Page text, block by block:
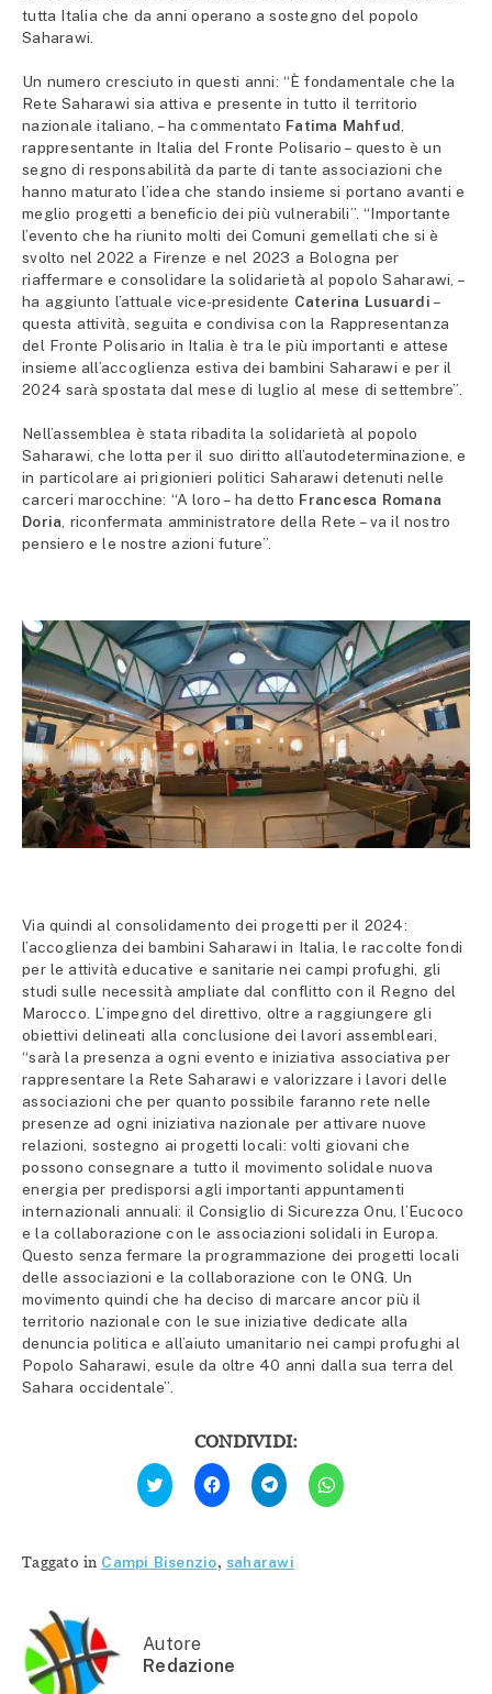
tutta Italia che da anni operano a sostegno del popolo
Saharawi.
Un numero cresciuto in questi anni: “È fondamentale che la
Rete Saharawi sia attiva e presente in tutto il territorio
nazionale italiano, – ha commentato Fatima Mahfud,
rappresentante in Italia del Fronte Polisario – questo è un
segno di responsabilità da parte di tante associazioni che
hanno maturato l’idea che stando insieme si portano avanti e
meglio progetti a beneficio dei più vulnerabili”. “Importante
l’evento che ha riunito molti dei Comuni gemellati che si è
svolto nel 2022 a Firenze e nel 2023 a Bologna per
riaffermare e consolidare la solidarietà al popolo Saharawi, –
ha aggiunto l’attuale vice-presidente Caterina Lusuardi–
questa attività, seguita e condivisa con la Rappresentanza
del Fronte Polisario in Italia è tra le più importanti e attese
insieme all’accoglienza estiva dei bambini Saharawi e per il
2024 sarà spostata dal mese di luglio al mese di settembre”.
Nell’assemblea è stata ribadita la solidarietà al popolo
Saharawi, che lotta per il suo diritto all’autodeterminazione, e
in particolare ai prigionieri politici Saharawi detenuti nelle
carceri marocchine: “A loro – ha detto Francesca Romana
Doria, riconfermata amministratore della Rete – va il nostro
pensiero e le nostre azioni future”.
Via quindi al consolidamento dei progetti per il 2024:
l’accoglienza dei bambini Saharawi in Italia, le raccolte fondi
per le attività educative e sanitarie nei campi profughi, gli
studi sulle necessità ampliate dal conflitto con il Regno del
Marocco. L’impegno del direttivo, oltre a raggiungere gli
obiettivi delineati alla conclusione dei lavori assembleari,
“sarà la presenza a ogni evento e iniziativa associativa per
rappresentare la Rete Saharawi e valorizzare i lavori delle
associazioni che per quanto possibile faranno rete nelle
presenze ad ogni iniziativa nazionale per attivare nuove
relazioni, sostegno ai progetti locali: volti giovani che
possono consegnare a tutto il movimento solidale nuova
energia per predisporsi agli importanti appuntamenti
internazionali annuali: il Consiglio di Sicurezza Onu, l’Eucoco
e la collaborazione con le associazioni solidali in Europa.
Questo senza fermare la programmazione dei progetti locali
delle associazioni e la collaborazione con le ONG. Un
movimento quindi che ha deciso di marcare ancor più il
territorio nazionale con le sue iniziative dedicate alla
denuncia politica e all’aiuto umanitario nei campi profughi al
Popolo Saharawi, esule da oltre 40 anni dalla sua terra del
Sahara occidentale”.
CONDIVIDI:
Fai
clic
qui
Twitter
(Si
finestra)
Fai
clic
per
condividere
(Si
apre
Fai
clic
per
condividere
(Si
apre
Fai
clic
per
Taggato in Campi Bisenzio, saharawi
Autore
Redazione